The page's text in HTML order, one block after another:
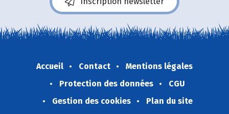
Accueil Contact
Mentions légales
Protection des données
CGU
Gestion des cookies
Plan du site